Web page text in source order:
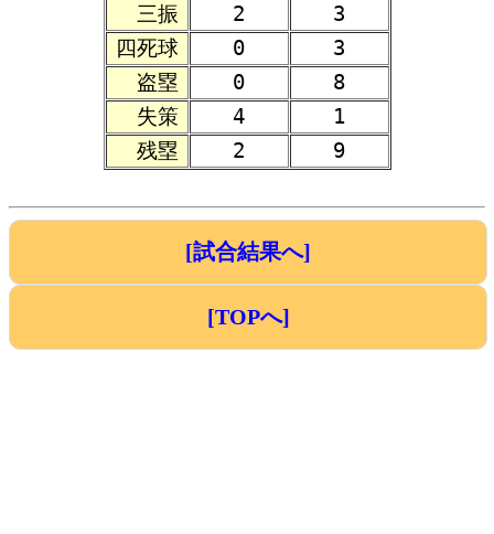
三振
2
3
四死球
0
3
盗塁
0
8
失策
4
1
残塁
2 9
[試合結果へ]
[TOPへ]